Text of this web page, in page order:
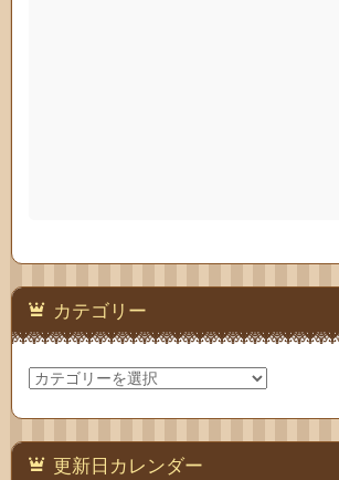
カテゴリー
カ
ゴ
リ
ー 更新日カレンダー